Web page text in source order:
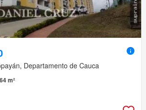
Departamento de Cauca
64 m²